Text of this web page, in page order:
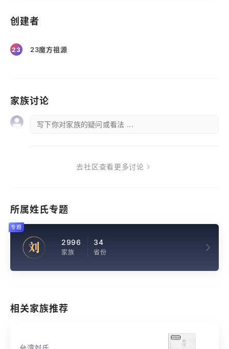
创建者
23 23魔方祖源
家族讨论
写下你对家族的疑问或看法 ...
去社区查看更多讨论
所属姓氏专题
刘 2996
家族
34
省份
专题
相关家族推荐